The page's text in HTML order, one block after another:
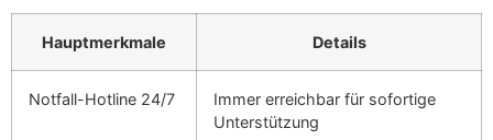
Hauptmerkmale Details
Notfall-Hotline 24/7
Immer erreichbar für sofortige
Unterstützung